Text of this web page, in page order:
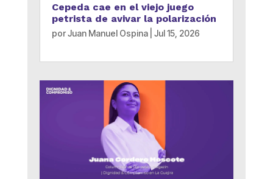
Cepeda cae en el viejo juego
petrista de avivar la polarización
porJuan Manuel Ospina| Jul 15, 2026